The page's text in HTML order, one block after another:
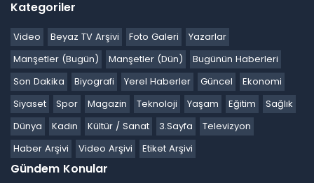
Kategoriler
Video Beyaz TV Arşivi Foto Galeri
Yazarlar
Manşetler (Bugün)
Manşetler (Dün)
Bugünün Haberleri
Son Dakika
Biyografi Yerel Haberler Güncel
Ekonomi
Siyaset
Spor Magazin Teknoloji Yaşam Eğitim
Sağlık
Dünya
Kadın Kültür / Sanat 3.Sayfa
Televizyon
Haber Arşivi
Video Arşivi Etiket Arşivi
Gündem Konular